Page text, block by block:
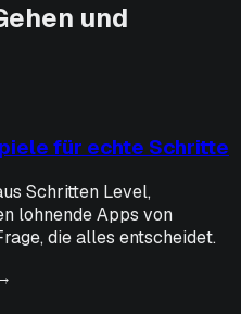
und
für echte Schritte
Schritten Level,
lohnende Apps von
die alles entscheidet.